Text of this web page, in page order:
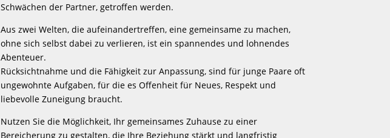
Schwächen der Partner, getroffen werden.
Aus zwei Welten, die aufeinandertreffen, eine gemeinsame zu machen,
ohne sich selbst dabei zu verlieren, ist ein spannendes und lohnendes
Abenteuer.
Rücksichtnahme und die Fähigkeit zur Anpassung, sind für junge Paare oft
ungewohnte Aufgaben, für die es Offenheit für Neues, Respekt und
liebevolle Zuneigung braucht.
Nutzen Sie die Möglichkeit, Ihr gemeinsames Zuhause zu einer
Bereicherung zu gestalten, die Ihre Beziehung stärkt und langfristig